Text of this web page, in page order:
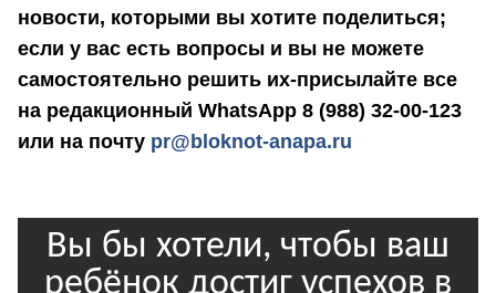
новости, которыми вы хотите поделиться;
если у вас есть вопросы и вы не можете
самостоятельно решить их-присылайте все
на редакционный WhatsApp 8 (988) 32-00-123
или на почту pr@bloknot-anapa.ru